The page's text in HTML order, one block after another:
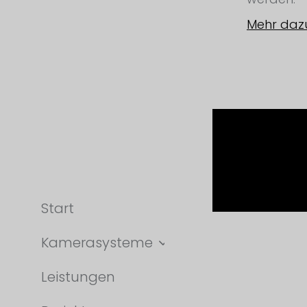
Mehr
Start
Kamerasysteme
Leistungen